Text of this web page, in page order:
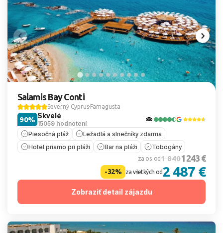
Salamis Bay Conti
Severný Cyprus Famagusta
Skvelé
15059 hodnotení
90%
Piesočná pláž
Ležadlá a slnečníky zdarma
Hotel priamo pri pláži
Bar na pláži Tobogány
za os. od1 8401 243 €
-32% za všetkých od2 487 €
Zobraziť detail zájazdu